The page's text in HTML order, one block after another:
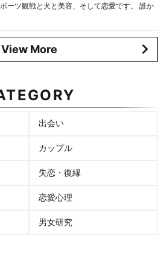
ーツ観戦と犬と美容、そして恋愛です。 誰か
View More
出会い
カップル
失恋・復縁
恋愛心理
男女研究